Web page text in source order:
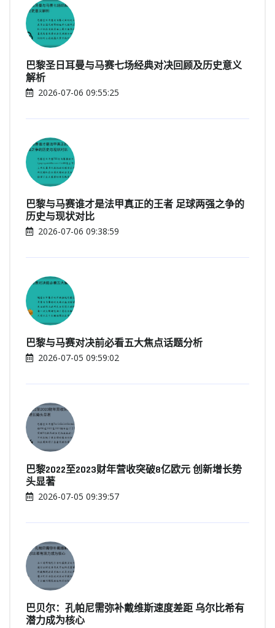
巴黎圣日耳曼与马赛七场经典对决回顾及历史意义
解析
2026-07-06 09:55:25
巴黎与马赛谁才是法甲真正的王者 足球两强之争的
历史与现状对比
2026-07-06 09:38:59
巴黎与马赛对决前必看五大焦点话题分析
2026-07-05 09:59:02
巴黎2022至2023财年营收突破8亿欧元 创新增长势
头显著
2026-07-05 09:39:57
巴贝尔：孔帕尼需弥补戴维斯速度差距 乌尔比希有
潜力成为核心